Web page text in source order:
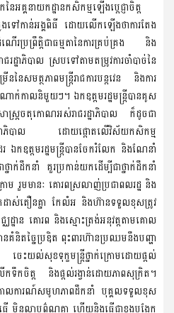
ៃអគ្គនាយកដ្ឋានកសិកម្មឡើងប្តេជ្ញាចិត្ត
ែងទៅកាន់អង្គពិធី ដោយលើកឡើងថាការតែង
ណើរប្រព្រឹត្តិជាធម្មតានៃការគ្រប់គ្រង និង
ដ្ឋាភិបាល ស្របទៅតាមតម្រូវការចាំបាច់នៃ
ៃសមត្ថភាពមន្ត្រីរាជការបន្តវេន និងការ
ណាក់កាលនិមួយៗ។ ឯកឧត្តមរដ្ឋមន្ត្រីបានគូស
សាស្ត្រចតុកោណអស់រាជរដ្ឋាភិបាល ក៏ដូចជា
ដ្ឋាភិបាល ដោយផ្តោតលើវិស័យកសិកម្ម
ឯកឧត្ដមរដ្ឋមន្ត្រីបានចែករំលែក និងណែនាំ
ាក់ដឹកនាំ គួរប្រកាន់យកដើម្បីជាថ្នាក់ដឹកនាំ
ក្រោម រួមមានៈ គោរពស្រលាញ់ប្រជាពលរដ្ឋ និង
លឹកដាស់តឿនគ្នា កែលំអ និងហ៊ានទទួលខុសត្រូវ
ឈដ្ឋាន គោរព និងស្មោះត្រង់អនុវត្តតាមគោល
នគំនិតច្នៃប្រឌិត ពុះពារហ៊ានប្រឈមនឹងបញ្ហា
ស់ ចេះយល់សុខទុក្ខមន្ត្រីថ្នាក់ក្រោមដោយផ្តល់
កចិត្ត និងផ្តល់រង្វាន់ដោយភាពសុក្រិត។
ប់គោលការណ៍សមូហភាពដឹកនាំ បុគ្គលទទួលខុស
ធ្វើ មិនលាបព៌ណគ្នា ហើយនិងធ្វើជាខ្នងបង្អែក